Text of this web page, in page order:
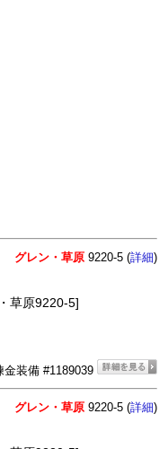
グレン・草原 9220-5 (詳細)
草原9220-5]
装備 #1189039
グレン・草原 9220-5 (詳細)